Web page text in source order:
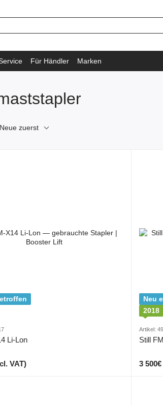
Für Händler
Marken
Neue zuerst
Li-Lon
VAT)
Neu
2018
Artikel:
Still
3